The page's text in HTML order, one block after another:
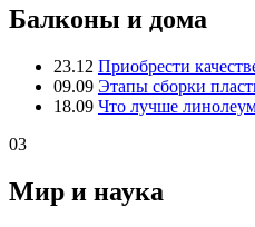
Балконы и дома
23.12 Приобрести
09.09 Этапы сборки
18.09 Что лучше
03
Мир и наука